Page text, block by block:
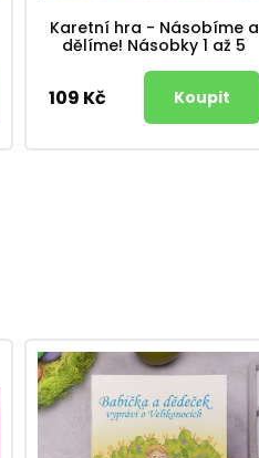
Karetní hra - Násobíme a
dělíme! Násobky 1 až 5
109 Kč